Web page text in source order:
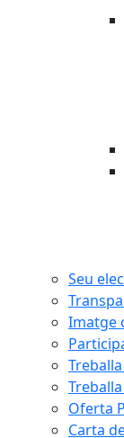
Seu
Imatge
Treballa
Oferta
Carta